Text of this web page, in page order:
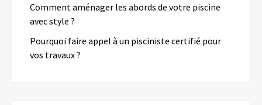
Comment aménager les abords de votre piscine
avec style ?
Pourquoi faire appel à un pisciniste certifié pour
vos travaux ?